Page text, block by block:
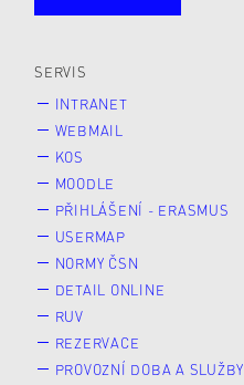
SERVIS
INTRANET
WEBMAIL
KOS
MOODLE
PŘIHLÁŠENÍ - ERASMUS
USERMAP
NORMY ČSN
DETAIL ONLINE
RUV
REZERVACE
PROVOZNÍ DOBA A SLUŽBY